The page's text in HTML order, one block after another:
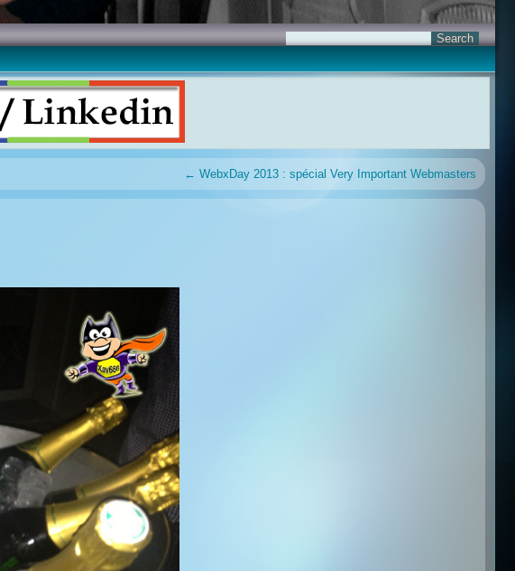
← WebxDay 2013 : spécial Very Important Webmasters